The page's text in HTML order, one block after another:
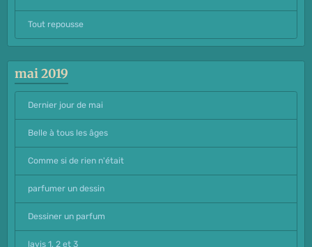
Tout repousse
mai 2019
Dernier jour de mai
Belle à tous les âges
Comme si de rien n'était
parfumer un dessin
Dessiner un parfum
lavis 1, 2 et 3